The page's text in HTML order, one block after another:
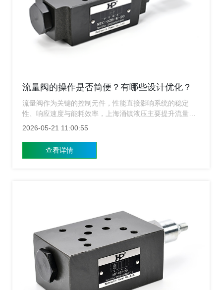
流量阀的操作是否简便？有哪些设计优化？
流量阀作为关键的控制元件，性能直接影响系统的稳定
性、响应速度与能耗效率，上海涌镇液压主要提升流量阀
的操控性与智能化能力，上海流量阀生产厂家将围绕“流量
合上海涌镇液压的技术实践，详细讲解当前流量阀在人机
交互、结构设计及智能控制等方面的创新进展。
2026-05-21 11:00:55
查看详情